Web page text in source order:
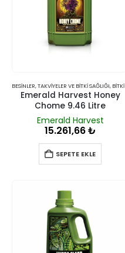
BESINLER, TAKVIYELER VE BITKI SAĞLIĞI, BITKI BESINLERI VE TAKVIYELERI
Emerald Harvest Honey
Chome 9.46 Litre
Emerald Harvest
15.261,66₺
SEPETE EKLE